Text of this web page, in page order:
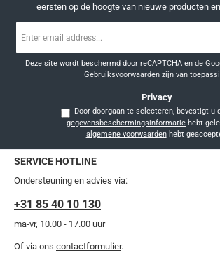
eersten op de hoogte van nieuwe producten
mailadres
Deze site wordt beschermd door reCAPTCHA en de
Gebruiksvoorwaardenzijn van
Privacy
gegevensbeschermingsinformatie
algemene voorwaardenhebt
SERVICE HOTLINE
Ondersteuning en advies via:
+31 85 40 10 130
ma-vr, 10.00 - 17.00 uur
Of via ons contactformulier.